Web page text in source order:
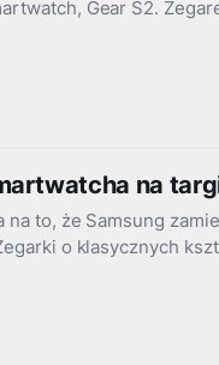
Gear S2.
na
to, że Samsung
o klasycznych